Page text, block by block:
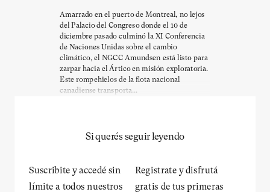
Amarrado en el puerto de Montreal, no lejos
del Palacio del Congreso donde el 10 de
diciembre pasado culminó la XI Conferencia
de Naciones Unidas sobre el cambio
climático, el NGCC Amundsen está listo para
zarpar hacia el Ártico en misión exploratoria.
Este rompehielos de la flota nacional
canadiense transporta...
Si querés seguir leyendo
Suscribite y accedé sin
límite a todos nuestros
Registrate y disfrutá
gratis de tus primeras